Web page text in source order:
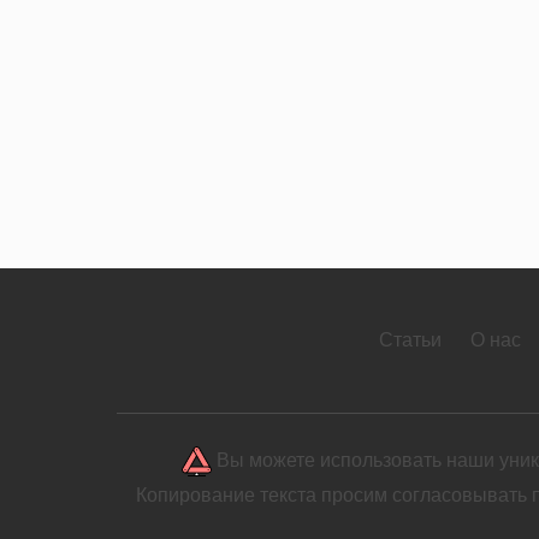
Статьи О нас
Вы можете использовать наши
Копирование текста просим согласовывать